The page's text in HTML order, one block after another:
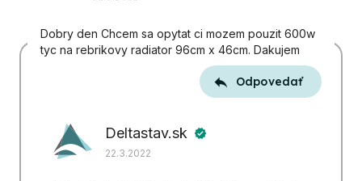
Dobry den Chcem sa opytat ci mozem pouzit 600w
tyc na rebrikovy radiator 96cm x 46cm. Dakujem
Odpovedať
Deltastav.sk verified
22.3.2022